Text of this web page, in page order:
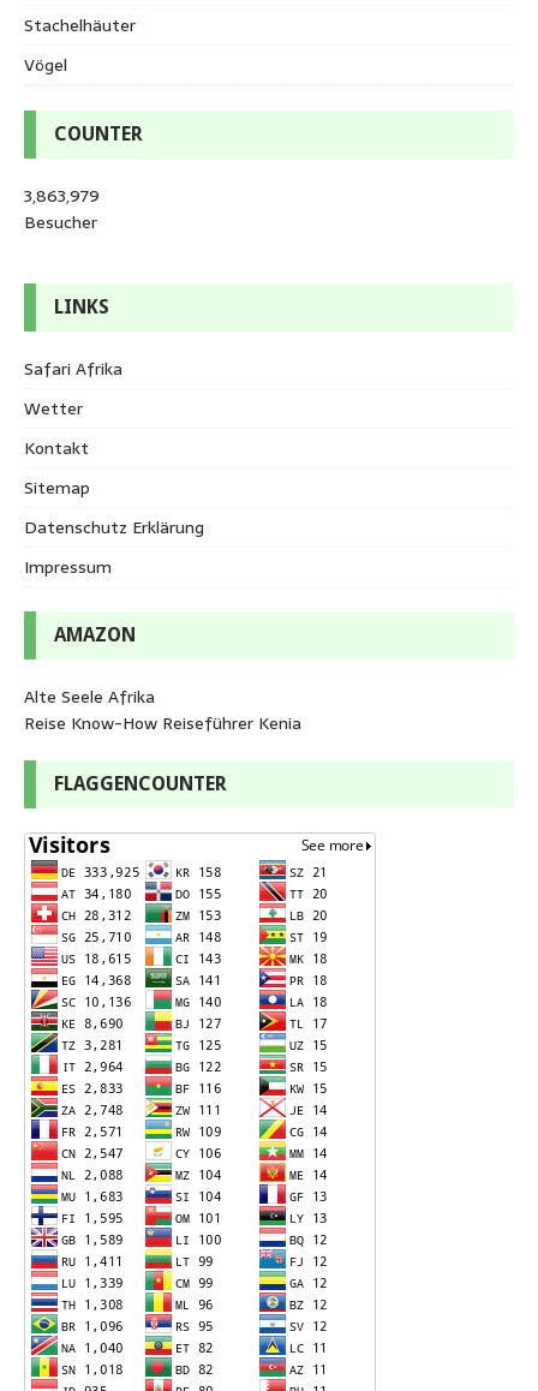
Stachelhäuter
Vögel
COUNTER
3,863,979
Besucher
LINKS
Safari Afrika
Wetter
Kontakt
Sitemap
Datenschutz Erklärung
Impressum
AMAZON
Alte Seele Afrika
Reise Know-How Reiseführer Kenia
FLAGGENCOUNTER